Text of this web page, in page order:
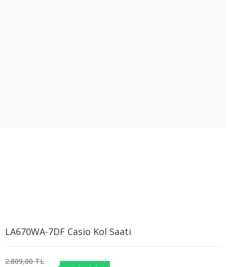
LA670WA-7DF Casio Kol Saati
2.809,00 TL